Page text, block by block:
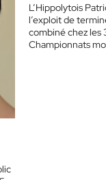
L’Hippolytois
l’exploit de
combiné chez les
Championnats